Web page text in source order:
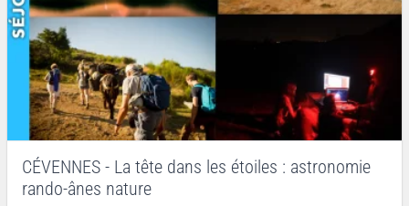
CÉVENNES - La tête dans les étoiles : astronomie
rando-ânes nature